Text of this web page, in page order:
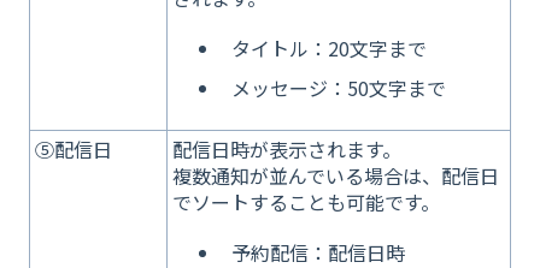
タイトル：20文字まで
メッセージ：50文字まで
⑤配信日
配信日時が表示されます。
複数通知が並んでいる場合は、配信日
でソートすることも可能です。
予約配信：配信日時